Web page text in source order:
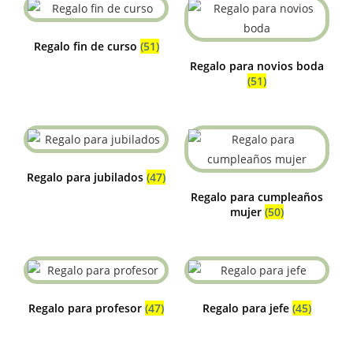
Regalo fin de curso (51)
Regalo para novios boda
(51)
Regalo para jubilados (47)
Regalo para cumpleaños
mujer (50)
Regalo para profesor (47) Regalo para jefe (45)